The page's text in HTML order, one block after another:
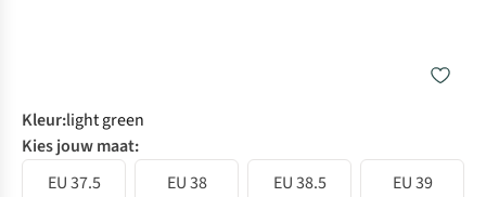
Kleur:light green
Kies jouw maat:
EU 37.5
EU 38 EU 38.5 EU 39